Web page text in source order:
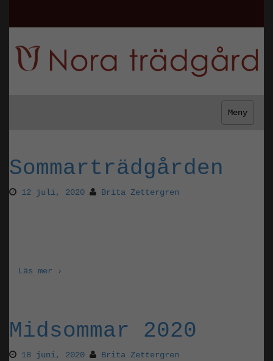
Meny
Sommarträdgården
12 juli, 2020 Brita Zettergren
Läs mer ›
Midsommar 2020
18 juni, 2020 Brita Zettergren